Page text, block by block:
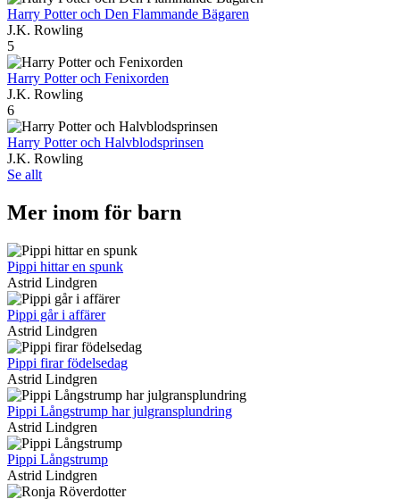
Harry Potter och Den Flammande Bägaren
J.K. Rowling
5
Harry Potter och Fenixorden
J.K. Rowling
6
Harry Potter och Halvblodsprinsen
J.K. Rowling
Se allt
Mer inom för barn
Pippi hittar en spunk
Astrid Lindgren
Pippi går i affärer
Astrid Lindgren
Pippi firar födelsedag
Astrid Lindgren
Pippi Långstrump har julgransplundring
Astrid Lindgren
Pippi Långstrump
Astrid Lindgren